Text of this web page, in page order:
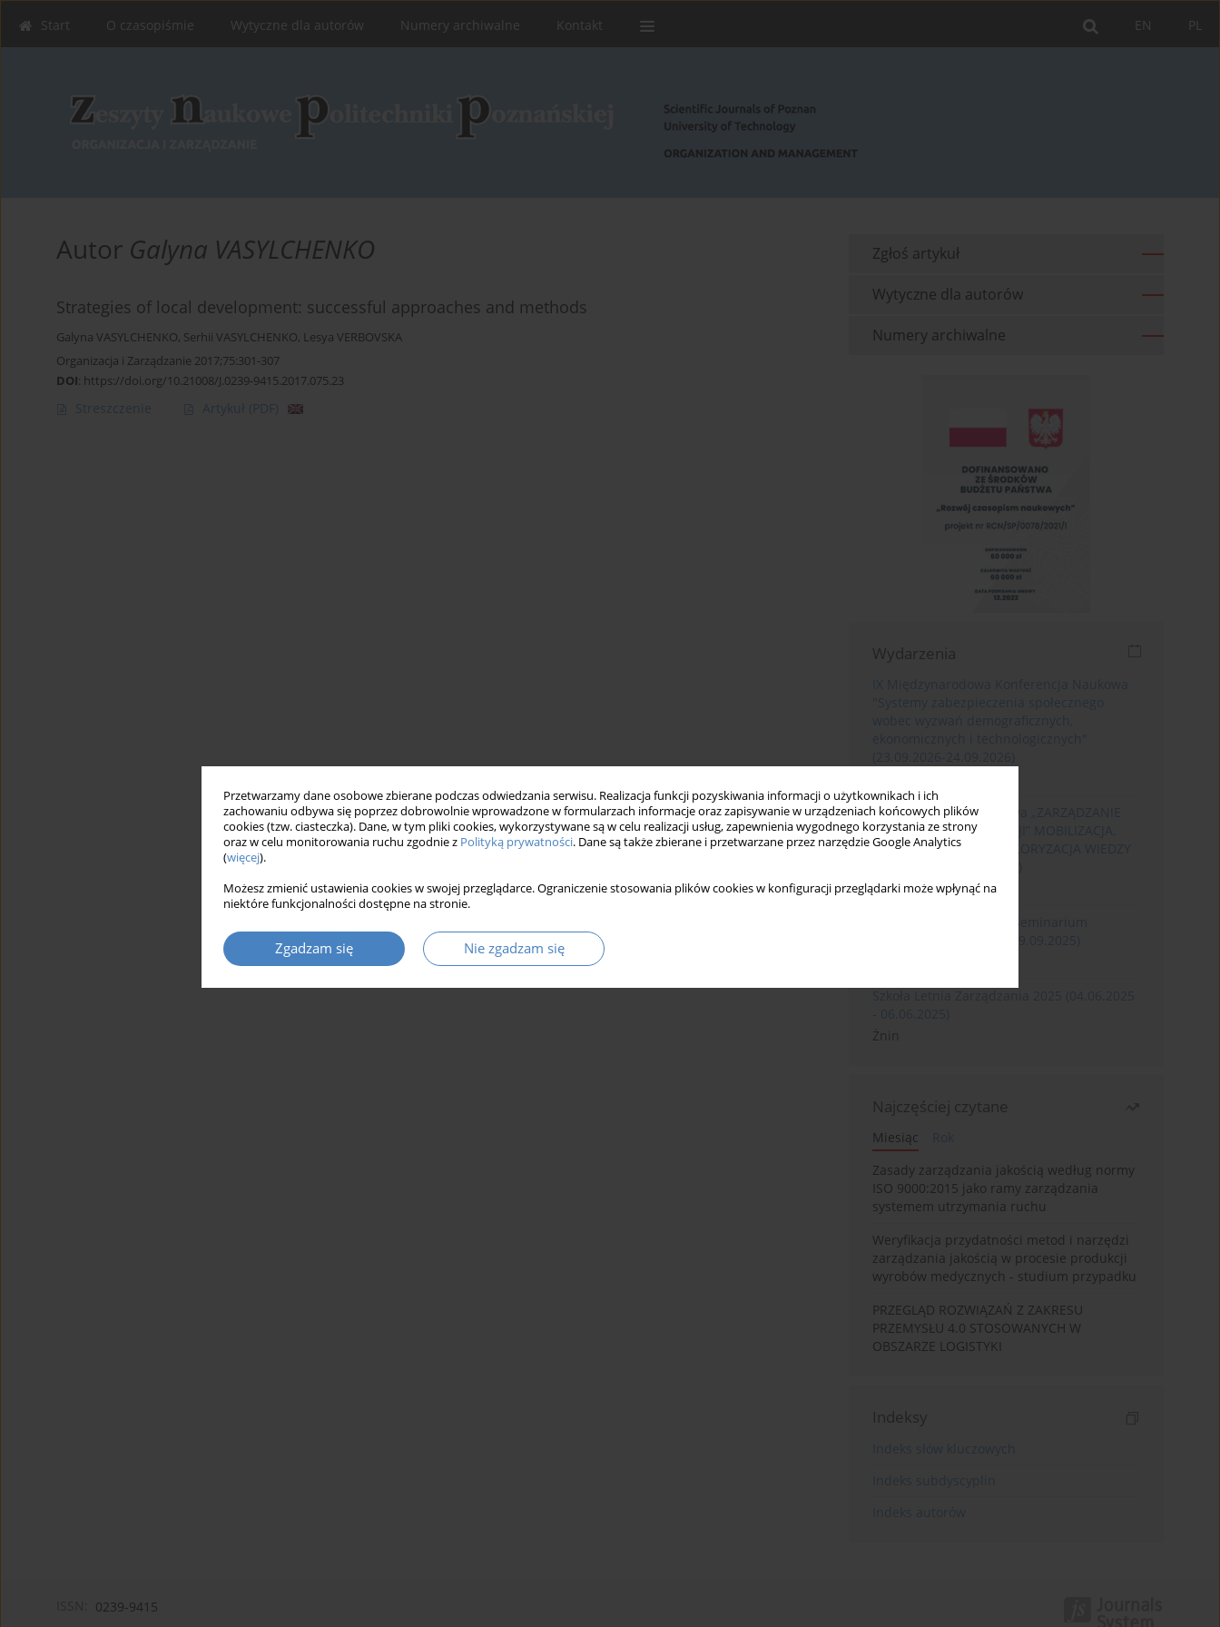
Przetwarzamy dane osobowe zbierane podczas odwiedzania serwisu. Realizacja funkcji pozyskiwania informacji o użytkownikach i ich
zachowaniu odbywa się poprzez dobrowolnie wprowadzone w formularzach informacje oraz zapisywanie w urządzeniach końcowych plików
cookies (tzw. ciasteczka). Dane, w tym pliki cookies, wykorzystywane są w celu realizacji usług, zapewnienia wygodnego korzystania ze strony
oraz w celu monitorowania ruchu zgodnie z Polityką prywatności. Dane są także zbierane i przetwarzane przez narzędzie Google Analytics
(więcej).
Możesz zmienić ustawienia cookies w swojej przeglądarce. Ograniczenie stosowania plików cookies w konfiguracji przeglądarki może wpłynąć na
niektóre funkcjonalności dostępne na stronie.
Zgadzam się Nie zgadzam się
PL
EN
Start O czasopiśmie Wytyczne dla autorów Numery archiwalne Kontakt
Autor Galyna VASYLCHENKO
Strategies of local development: successful approaches and methods
Galyna VASYLCHENKO, Serhii VASYLCHENKO, Lesya VERBOVSKA
Organizacja i Zarządzanie 2017;75:301-307
DOI: https://doi.org/10.21008/J.0239-9415.2017.075.23
Streszczenie Artykuł (PDF)
Zgłoś artykuł
Wytyczne dla autorów
Numery archiwalne
Wydarzenia
XIII Konferencja Naukowa „ZARZĄDZANIE
ROZWOJEM ORGANIZACJI” MOBILIZACJA,
KOMERCJALIZACJA I WALORYZACJA WIEDZY
Szklarska Poręba
Żnin
Najczęściej czytane
Miesiąc
Zasady zarządzania jakością według normy
ISO 9000:2015 jako ramy zarządzania
systemem utrzymania ruchu
Weryfikacja przydatności metod i narzędzi
zarządzania jakością w procesie produkcji
wyrobów medycznych - studium przypadku
PRZEGLĄD ROZWIĄZAŃ Z ZAKRESU
PRZEMYSŁU 4.0 STOSOWANYCH W
OBSZARZE LOGISTYKI
Indeksy
0239-9415